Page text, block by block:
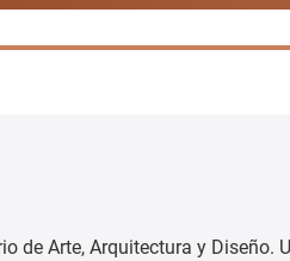
de Arte, Arquitectura y Diseño.